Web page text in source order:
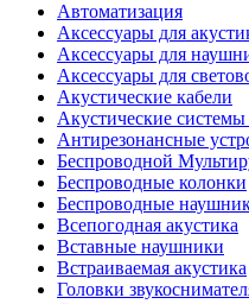
Автоматизация
Аксессуары для
Аксессуары для
Аксессуары для
Акустические кабели
Акустические
Антирезонансные
Беспроводной
Беспроводные колонки
Беспроводные
Всепогодная акустика
Вставные наушники
Встраиваемая акустика
Головки